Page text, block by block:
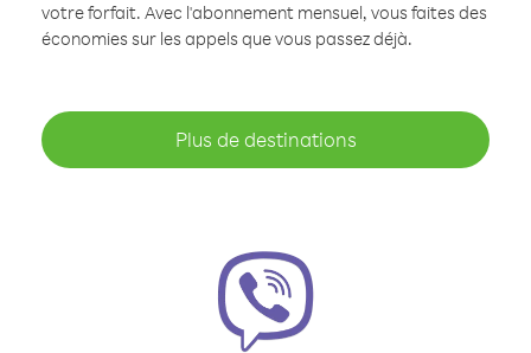
votre forfait. Avec l'abonnement mensuel, vous faites des
économies sur les appels que vous passez déjà.
Plus de destinations